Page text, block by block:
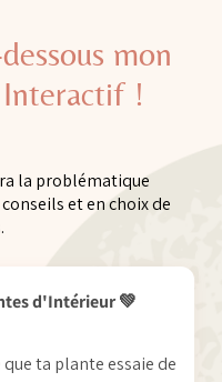
mon
!
la problématique
et en choix de
d'Intérieur 💚
ta plante essaie de